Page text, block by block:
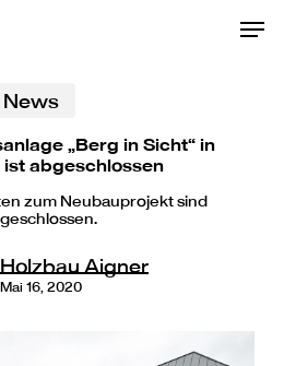
News
„Berg in Sicht“ in
ist abgeschlossen
zum Neubauprojekt sind
Holzbau Aigner
Mai 16, 2020